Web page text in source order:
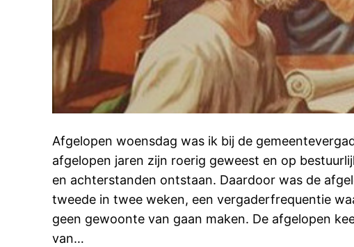
Afgelopen woensdag was ik bij de
afgelopen jaren zijn roerig geweest en op
en achterstanden ontstaan. Daardoor was de
tweede in twee weken, een vergaderfrequentie
geen gewoonte van gaan maken. De afgelopen
van…